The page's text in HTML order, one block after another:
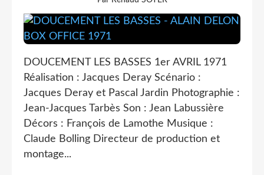
DOUCEMENT LES BASSES 1er AVRIL 1971
Réalisation : Jacques Deray Scénario :
Jacques Deray et Pascal Jardin Photographie :
Jean-Jacques Tarbès Son : Jean Labussière
Décors : François de Lamothe Musique :
Claude Bolling Directeur de production et
montage...